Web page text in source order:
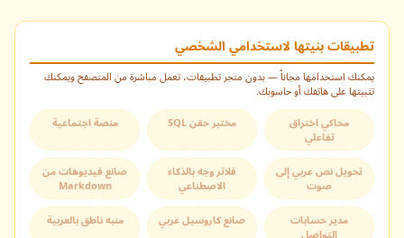
إرسال السؤال الآن
لتفعيل التنبيهات
أضف للشاشة واقرأ كل الكتب بدون حدود
اقرأ بدون إنترنت في أي وقت وبدون قيود.
القائمة البريدية
يصلك رابط التفعيل عبر الإيميل.
قناة واتساب
قناة تيليجرام
قناة فيسبوك
قناة انستاجرام
تطبيقات بنيتها لاستخدامي الشخصي
يمكنك استخدامها مجاناً — بدون متجر تطبيقات، تعمل مباشرة من المتصفح ويمكنك
تثبيتها على هاتفك أو حاسوبك.
محاكي اختراق
تفاعلي
مختبر حقن SQL منصة اجتماعية
تحويل نص عربي إلى
صوت
فلاتر وجه بالذكاء
الاصطناعي
صانع فيديوهات من
Markdown
مدير حسابات
التواصل
صانع كاروسيل عربي منبه ناطق بالعربية